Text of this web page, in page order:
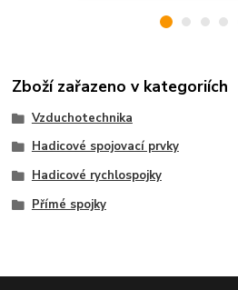
Zboží zařazeno v kategoriích
Vzduchotechnika
Hadicové spojovací prvky
Hadicové rychlospojky
Přímé spojky